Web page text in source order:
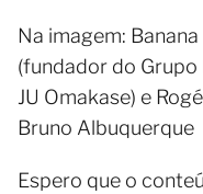
Na imagem:
(fundador do
JU Omakase) e
Bruno Albuquerque
Espero que o